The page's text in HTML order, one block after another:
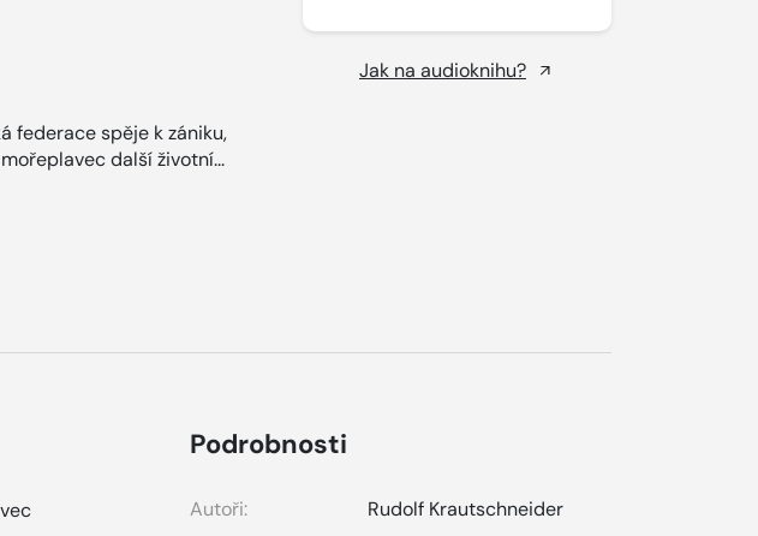
federace spěje k zániku,
další životní...
Jak na audioknihu?
Podrobnosti
Autoři:
Rudolf Krautschneider